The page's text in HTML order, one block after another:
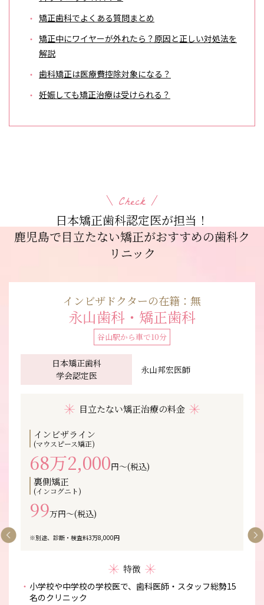
矯正歯科でよくある質問まとめ
矯正中にワイヤーが外れたら？原因と正しい対処法を
解説
歯科矯正は医療費控除対象になる？
妊娠しても矯正治療は受けられる？
Check
日本矯正歯科認定医が担当！
鹿児島で目立たない矯正がおすすめの歯科ク
リニック
インビザドクターの在籍：無
永山歯科・矯正歯科
谷山駅から車で10分
⽇本矯正⻭科
学会認定医
永山邦宏医師
目立たない矯正治療の料金
インビザライン
(マウスピース矯正)
68万2,000円〜(税込)
裏側矯正
(インコグニト)
99万円〜(税込)
※別途、診断・検査料3万8,000円
特徴
小学校や中学校の学校医で、歯科医師・スタッフ総勢15
名のクリニック